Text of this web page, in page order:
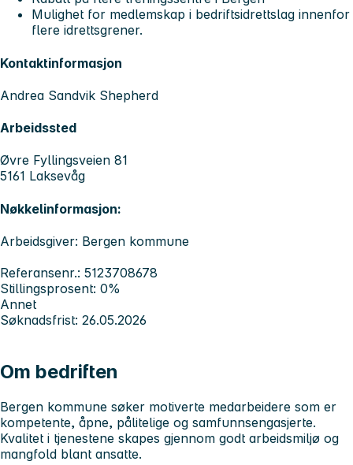
Mulighet for medlemskap i bedriftsidrettslag innenfor
flere idrettsgrener.
Kontaktinformasjon
Andrea Sandvik Shepherd
Arbeidssted
Øvre Fyllingsveien 81
5161 Laksevåg
Nøkkelinformasjon:
Arbeidsgiver: Bergen kommune
Referansenr.: 5123708678
Stillingsprosent: 0%
Annet
Søknadsfrist: 26.05.2026
Om bedriften
Bergen kommune søker motiverte medarbeidere som er
kompetente, åpne, pålitelige og samfunnsengasjerte.
Kvalitet i tjenestene skapes gjennom godt arbeidsmiljø og
mangfold blant ansatte.